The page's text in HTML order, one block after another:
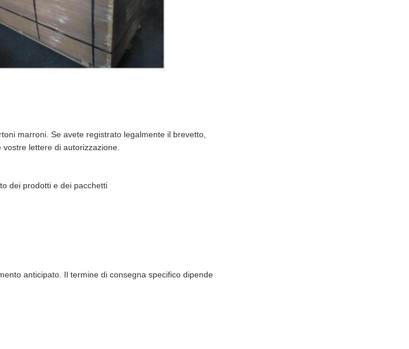
marroni. Se avete registrato legalmente il brevetto,
lettere di autorizzazione.
dei prodotti e dei pacchetti
anticipato. Il termine di consegna specifico dipende